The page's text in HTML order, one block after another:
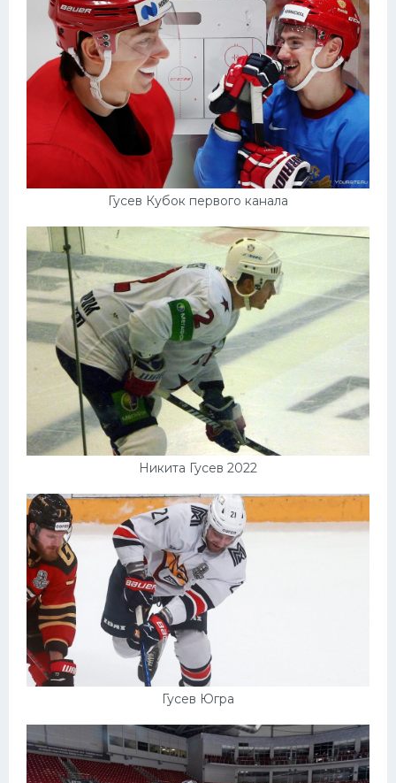
Гусев Кубок первого канала
Никита Гусев 2022
Гусев Югра